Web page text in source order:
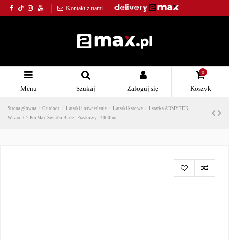
Kontakt z nami
Menu Szukaj Zaloguj się
0
Koszyk
Strona główna Outdoor Latarki i oświetlenie Latarki kątowe
Latarka ARMYTEK
Wizard C2 Pro Max Światło Białe - Piaskowy - 4000lm